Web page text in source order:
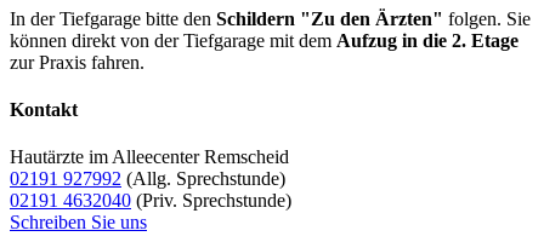
In der Tiefgarage bitte den Schildern "Zu den Ärzten" folgen. Sie
können direkt von der Tiefgarage mit dem Aufzug in die 2. Etage
zur Praxis fahren.
Kontakt
Hautärzte im Alleecenter Remscheid
02191 927992 (Allg. Sprechstunde)
02191 4632040 (Priv. Sprechstunde)
Schreiben Sie uns